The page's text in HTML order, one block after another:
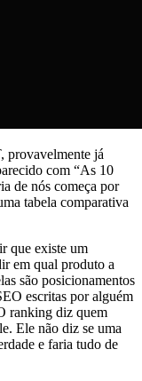
provavelmente já
com “As 10
de nós começa por
tabela comparativa
que existe um
em qual produto a
são posicionamentos
escritas por alguém
ranking diz quem
Ele não diz se uma
e faria tudo de